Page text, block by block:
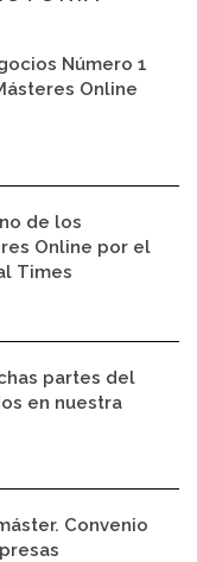
Número 1
Online
de los
Online por el
Times
partes del
en nuestra
Convenio